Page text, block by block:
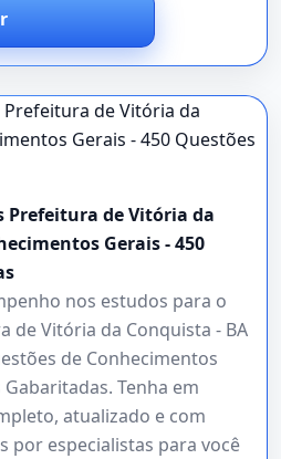
Prefeitura de Vitória da
Gerais - 450
nos estudos para o
de Vitória da Conquista - BA
de Conhecimentos
Tenha em
atualizado e com
por especialistas para você